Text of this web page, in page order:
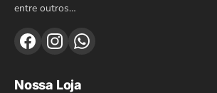
entre outros…
Nossa Loja